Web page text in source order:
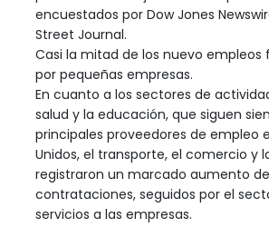
encuestados por Dow Jones
Street Journal.
Casi la mitad de los nuevo empleos
por pequeñas empresas.
En cuanto a los sectores de
salud y la educación, que siguen
principales proveedores de empleo
Unidos, el transporte, el comercio y
registraron un marcado aumento
contrataciones, seguidos por el
servicios a las empresas.